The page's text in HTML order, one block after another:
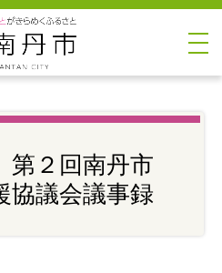
２回南丹市
協議会議事録